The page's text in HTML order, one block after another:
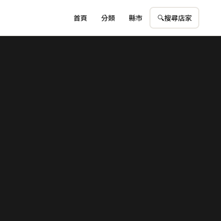
首頁 分類 縣市 🔍搜尋店家